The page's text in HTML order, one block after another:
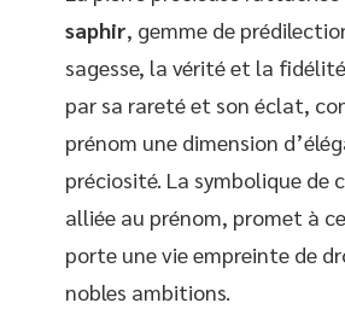
saphir, gemme de
sagesse, la vérité et la
par sa rareté et son éclat,
prénom une dimension
préciosité. La symbolique de
alliée au prénom, promet à
porte une vie empreinte de
nobles ambitions.